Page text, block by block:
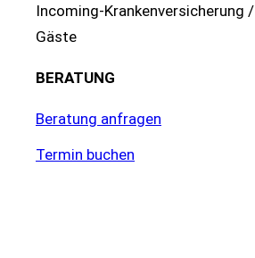
Incoming-Krankenversicherung /
Gäste
BERATUNG
Beratung anfragen
Termin buchen